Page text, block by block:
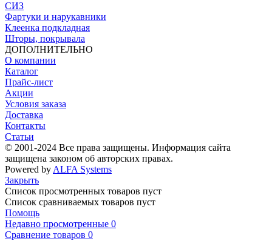
СИЗ
Фартуки и нарукавники
Клеенка подкладная
Шторы, покрывала
ДОПОЛНИТЕЛЬНО
О компании
Каталог
Прайс-лист
Акции
Условия заказа
Доставка
Контакты
Статьи
© 2001-2024 Все права защищены. Информация сайта
защищена законом об авторских правах.
Powered by ALFA Systems
Закрыть
Список просмотренных товаров пуст
Список сравниваемых товаров пуст
Помощь
Недавно просмотренные 0
Сравнение товаров 0